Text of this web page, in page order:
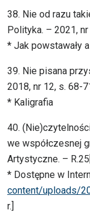
38. Nie od razu
Polityka. – 2021,
* Jak powstawały
39. Nie pisana
2018, nr 12, s. 68-
* Kaligrafia
40.
we współczesnej
Artystyczne. –
* Dostępne w
content/uploads/
r.]